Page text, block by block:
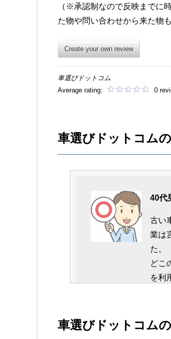
（※承認制なので反映までに
た物や問い合わせから来た物
Create your own review
車選びドットコム
Average rating:
0
車選びドットコム
40代
古い
業は
た。
どこ
を利
車選びドットコム